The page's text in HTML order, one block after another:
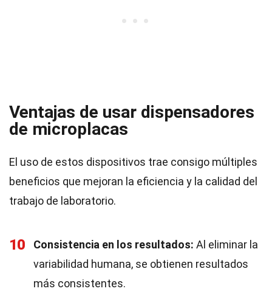
Ventajas de usar dispensadores
de microplacas
El uso de estos dispositivos trae consigo múltiples
beneficios que mejoran la eficiencia y la calidad del
trabajo de laboratorio.
10 Consistencia en los resultados: Al eliminar la
variabilidad humana, se obtienen resultados
más consistentes.